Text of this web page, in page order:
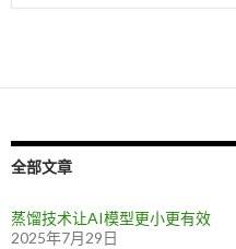
全部文章
蒸馏技术让AI模型更小更有效
2025年7月29日